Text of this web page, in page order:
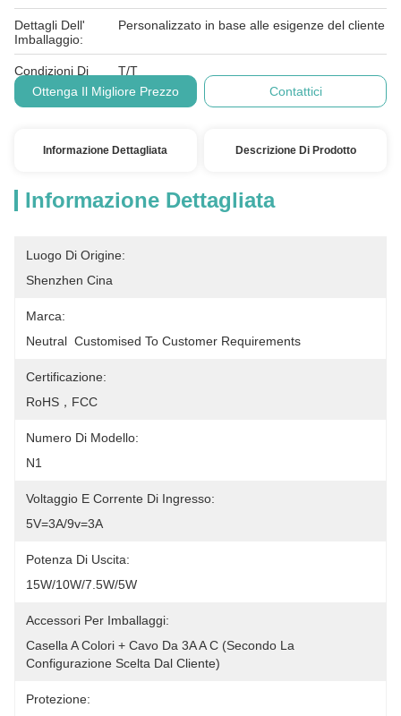
Dettagli Dell'
Imballaggio:
Personalizzato in base alle esigenze del cliente
Condizioni Di
Pagamento:
T/T
Ottenga Il Migliore Prezzo
Contattici
Informazione Dettagliata Descrizione Di Prodotto
Informazione Dettagliata
Luogo Di Origine:
Shenzhen Cina
Marca:
Neutral  Customised To Customer Requirements
Certificazione:
RoHS，FCC
Numero Di Modello:
N1
Voltaggio E Corrente Di Ingresso:
5V=3A/9v=3A
Potenza Di Uscita:
15W/10W/7.5W/5W
Accessori Per Imballaggi:
Casella A Colori + Cavo Da 3A A C (secondo La
Configurazione Scelta Dal Cliente)
Protezione: